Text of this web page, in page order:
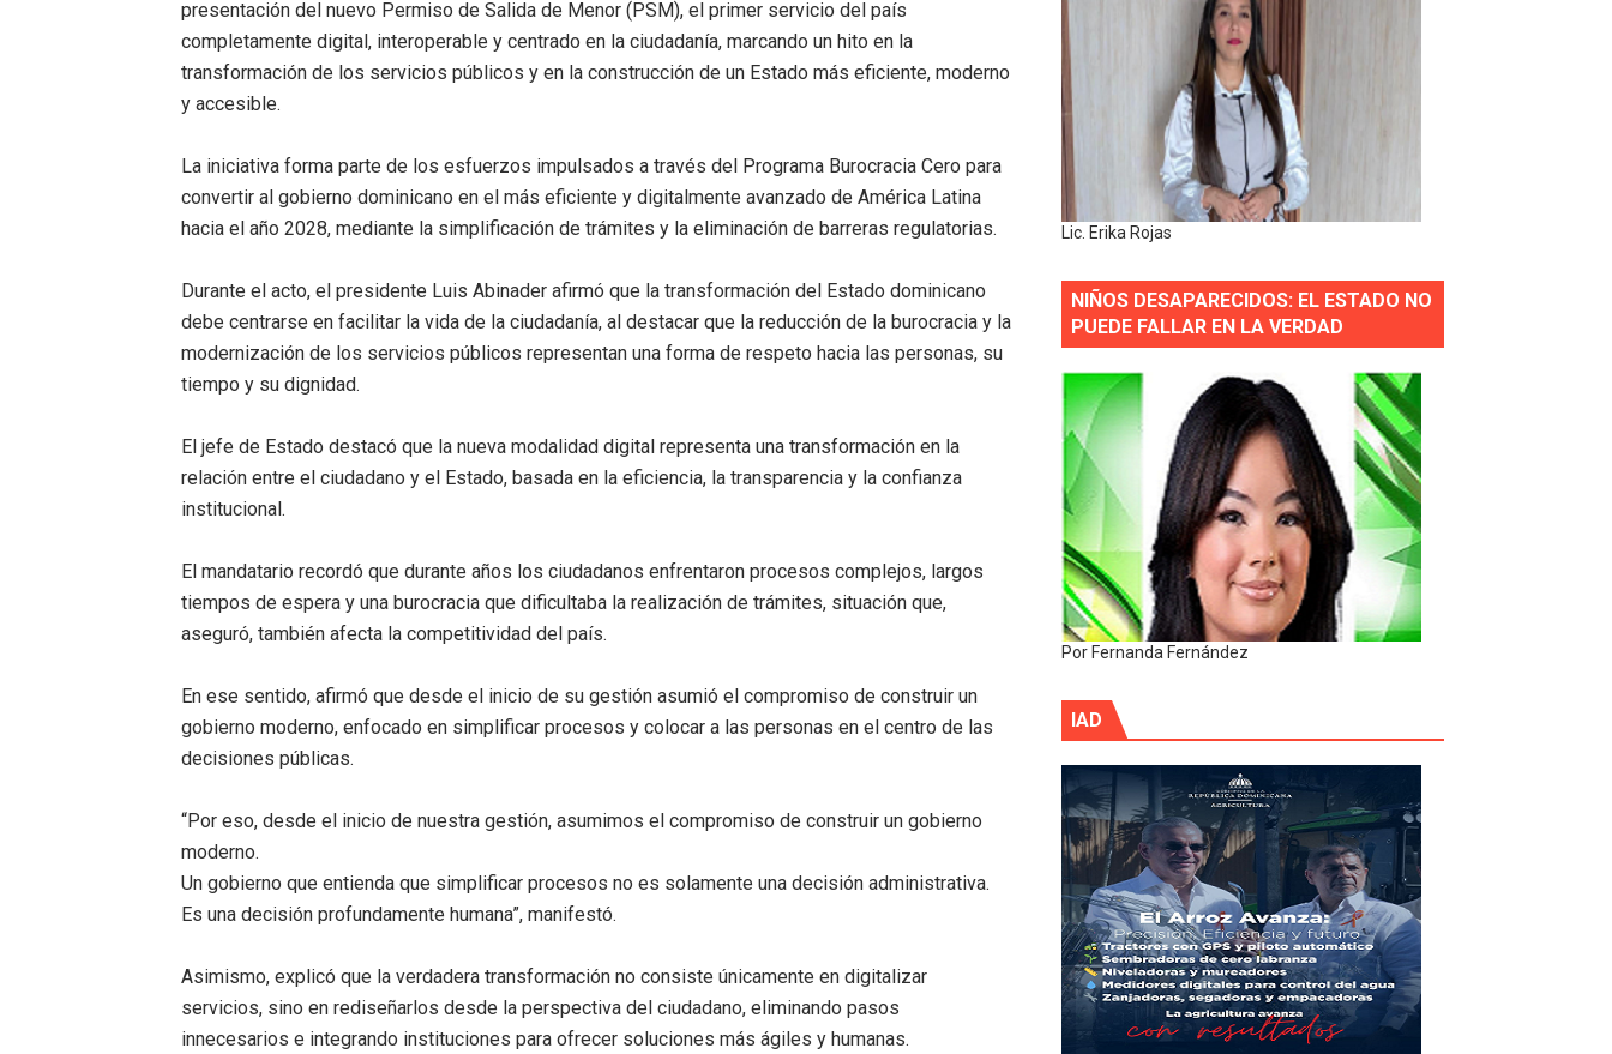
presentación del nuevo Permiso de Salida de Menor (PSM), el primer servicio del país
completamente digital, interoperable y centrado en la ciudadanía, marcando un hito en la
transformación de los servicios públicos y en la construcción de un Estado más eficiente, moderno
y accesible.
La iniciativa forma parte de los esfuerzos impulsados a través del Programa Burocracia Cero para
convertir al gobierno dominicano en el más eficiente y digitalmente avanzado de América Latina
hacia el año 2028, mediante la simplificación de trámites y la eliminación de barreras regulatorias.
Durante el acto, el presidente Luis Abinader afirmó que la transformación del Estado dominicano
debe centrarse en facilitar la vida de la ciudadanía, al destacar que la reducción de la burocracia y la
modernización de los servicios públicos representan una forma de respeto hacia las personas, su
tiempo y su dignidad.
El jefe de Estado destacó que la nueva modalidad digital representa una transformación en la
relación entre el ciudadano y el Estado, basada en la eficiencia, la transparencia y la confianza
institucional.
El mandatario recordó que durante años los ciudadanos enfrentaron procesos complejos, largos
tiempos de espera y una burocracia que dificultaba la realización de trámites, situación que,
aseguró, también afecta la competitividad del país.
En ese sentido, afirmó que desde el inicio de su gestión asumió el compromiso de construir un
gobierno moderno, enfocado en simplificar procesos y colocar a las personas en el centro de las
decisiones públicas.
“Por eso, desde el inicio de nuestra gestión, asumimos el compromiso de construir un gobierno
moderno.
Un gobierno que entienda que simplificar procesos no es solamente una decisión administrativa.
Es una decisión profundamente humana”, manifestó.
Asimismo, explicó que la verdadera transformación no consiste únicamente en digitalizar
servicios, sino en rediseñarlos desde la perspectiva del ciudadano, eliminando pasos
innecesarios e integrando instituciones para ofrecer soluciones más ágiles y humanas.
Lic. Erika Rojas
NIÑOS DESAPARECIDOS: EL ESTADO NO
PUEDE FALLAR EN LA VERDAD
Por Fernanda Fernández
IAD